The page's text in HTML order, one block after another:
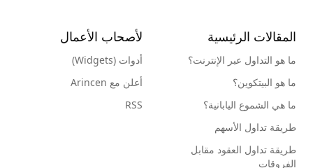
المقالات الرئيسية
ما هو التداول عبر الإنترنت؟
ما هو البيتكوين؟
ما هي الشموع اليابانية؟
طريقة تداول الأسهم
طريقة تداول العقود مقابل
الفروقات
لأصحاب الأعمال
أدوات (Widgets)
أعلن مع Arincen
RSS